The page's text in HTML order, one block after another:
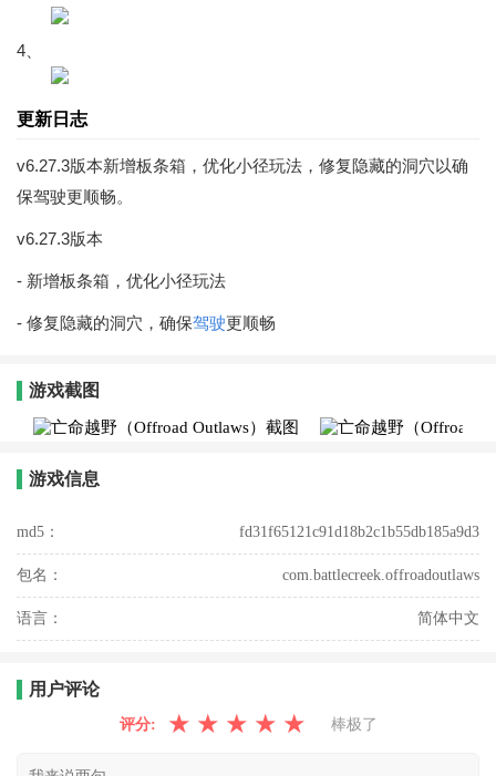
4、
更新日志
v6.27.3版本新增板条箱，优化小径玩法，修复隐藏的洞穴以确
保驾驶更顺畅。
v6.27.3版本
- 新增板条箱，优化小径玩法
- 修复隐藏的洞穴，确保驾驶更顺畅
游戏截图
游戏信息
md5： fd31f65121c91d18b2c1b55db185a9d3
包名： com.battlecreek.offroadoutlaws
语言： 简体中文
用户评论
评分: ★ ★ ★ ★ ★ 棒极了